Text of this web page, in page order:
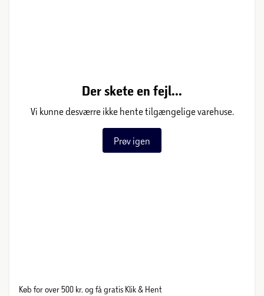
Der skete en fejl...
Vi kunne desværre ikke hente tilgængelige varehuse.
Prøv igen
Køb for over 500 kr. og få gratis Klik & Hent